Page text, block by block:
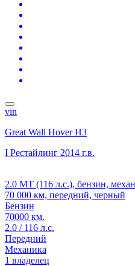
vin
Great Wall Hover H3
I Рестайлинг 2014 г.в.
2.0 MT (116 л.с.), бензин,
70 000 км, передний, черный
Бензин
70000 км.
2.0 / 116 л.с.
Передний
Механика
1 владелец